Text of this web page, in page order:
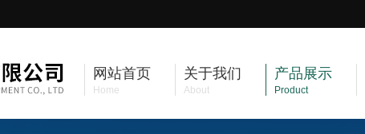
网站首页
Home
关于我们
About
产品展示
Product